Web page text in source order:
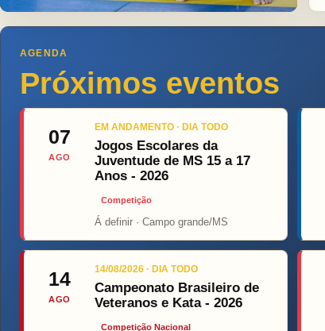
AGENDA
Próximos eventos
07
AGO
EM ANDAMENTO · DIA TODO
Jogos Escolares da
Juventude de MS 15 a 17
Anos - 2026
Competição
Á definir · Campo grande/MS
14
AGO
14/08/2026 · DIA TODO
Campeonato Brasileiro de
Veteranos e Kata - 2026
Competição Nacional
Top Fight